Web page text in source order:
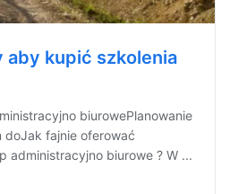
kupić szkolenia
biurowePlanowanie
doJak fajnie oferować
administracyjno biurowe ? W ...